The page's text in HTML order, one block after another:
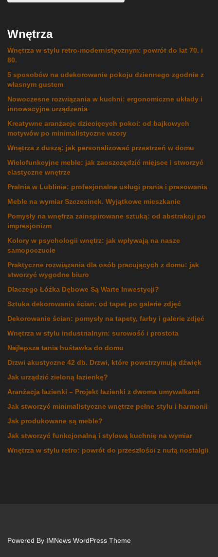
Wnętrza
Wnętrza w stylu retro-modernistycznym: powrót do lat 70. i
80.
5 sposobów na udekorowanie pokoju dziennego zgodnie z
własnym gustem
Nowoczesne rozwiązania w kuchni: ergonomiczne układy i
innowacyjne urządzenia
Kreatywne aranżacje dziecięcych pokoi: od bajkowych
motywów po minimalistyczne wzory
Wnętrza z duszą: jak personalizować przestrzeń w domu
Wielofunkcyjne meble: jak zaoszczędzić miejsce i stworzyć
elastyczne wnętrze
Pralnia w Lublinie: profesjonalne usługi prania i prasowania
Meble na wymiar Szczecinek. Wyjątkowe mieszkanie
Pomysły na wnętrza zainspirowane sztuką: od abstrakcji po
impresjonizm
Kolory w psychologii wnętrz: jak wpływają na nasze
samopoczucie
Praktyczne rozwiązania dla osób pracujących z domu: jak
stworzyć wygodne biuro
Dlaczego Łóżka Dębowe Są Warte Inwestycji?
Sztuka dekorowania ścian: od tapet po galerie zdjęć
Dekorowanie ścian: pomysły na tapety, farby i galerie zdjęć
Wnętrza w stylu industrialnym: surowość i prostota
Najlepsza tania huśtawka do domu
Drzwi akustyczne 42 db. Drzwi, które powstrzymują dźwięk
Jak urządzić zieloną łazienkę?
Aranżacja łazienki – Projekt łazienki z dwoma umywalkami
Jak stworzyć minimalistyczne wnętrze pełne stylu i harmonii
Jak produkowane są meble?
Jak stworzyć funkcjonalną i stylową kuchnię na wymiar
Wnętrza w stylu retro: powrót do przeszłości z nutą nostalgii
Powered By IMNews WordPress Theme